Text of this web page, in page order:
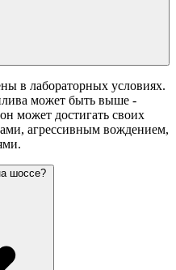
в лабораторных условиях.
может быть выше -
может достигать своих
агрессивным вождением,
шоссе?